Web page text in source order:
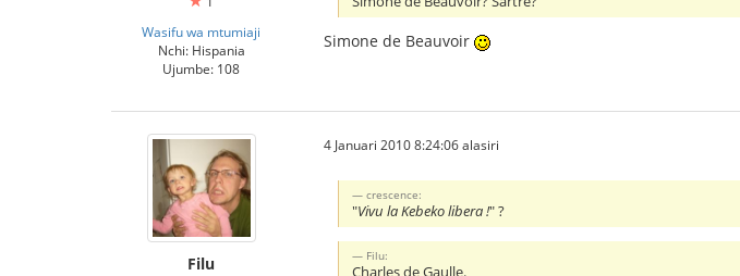
Wasifu wa mtumiaji
Nchi: Hispania
Ujumbe: 108
Simone de Beauvoir
Filu
4 Januari 2010 8:24:06 alasiri
crescence:
"Vivu la Kebeko libera !" ?
Filu:
Charles de Gaulle.